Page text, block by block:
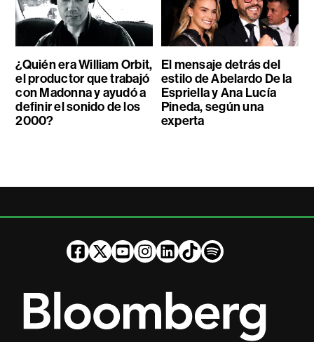
¿Quién era William Orbit,
el productor que trabajó
con Madonna y ayudó a
definir el sonido de los
2000?
El mensaje detrás del
estilo de Abelardo De la
Espriella y Ana Lucía
Pineda, según una
experta